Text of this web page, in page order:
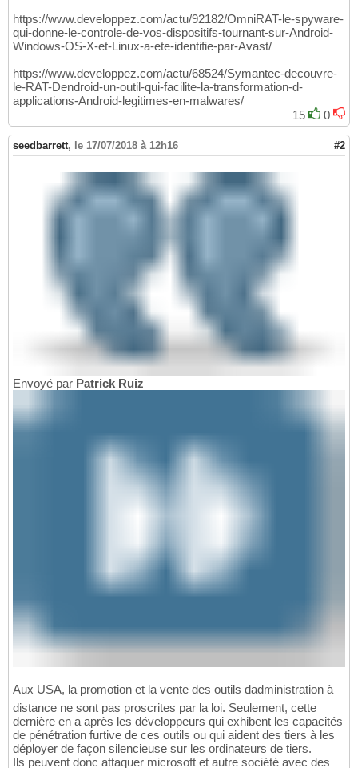
https://www.developpez.com/actu/92182/OmniRAT-le-spyware-
qui-donne-le-controle-de-vos-dispositifs-tournant-sur-Android-
Windows-OS-X-et-Linux-a-ete-identifie-par-Avast/
https://www.developpez.com/actu/68524/Symantec-decouvre-
le-RAT-Dendroid-un-outil-qui-facilite-la-transformation-d-
applications-Android-legitimes-en-malwares/
15
0
seedbarrett, le 17/07/2018 à 12h16 #2
Envoyé par Patrick Ruiz
Aux USA, la promotion et la vente des outils dadministration à
distance ne sont pas proscrites par la loi. Seulement, cette
dernière en a après les développeurs qui exhibent les capacités
de pénétration furtive de ces outils ou qui aident des tiers à les
déployer de façon silencieuse sur les ordinateurs de tiers.
Ils peuvent donc attaquer microsoft et autre société avec des